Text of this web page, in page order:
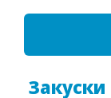
Закуски